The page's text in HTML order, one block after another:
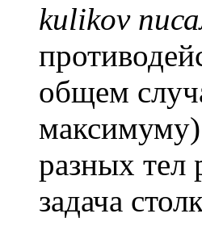
kulikov
общем
максимуму)
разных тел
задача